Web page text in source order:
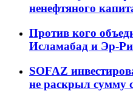
ненефтяного
Против кого
Исламабад и Эр-
SOFAZ
не раскрыл сумму